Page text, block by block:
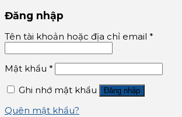
Đăng nhập
Tên tài khoản hoặc địa chỉ email *
Mật khẩu *
Ghi nhớ mật khẩu Đăng nhập
Quên mật khẩu?